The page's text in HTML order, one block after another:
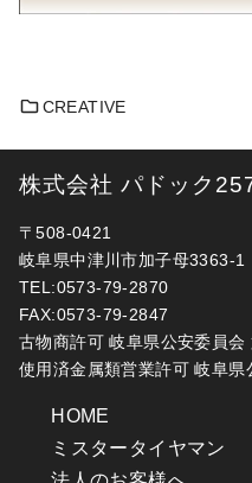
CREATIVE
株式会社 パドック
〒508-0421
岐阜県中津川市加子母3363-1
TEL:0573-79-2870
FAX:0573-79-2847
古物商許可 岐阜県公安委員
使用済金属類営業許可 岐阜
HOME
ミスタータイヤマン